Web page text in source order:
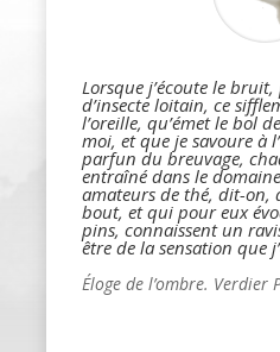
Lorsque j’écoute le
d’insecte loitain, ce
l’oreille, qu’émet le bol
moi, et que je savoure à
parfun du breuvage,
entraîné dans le domaine
amateurs de thé, dit-on,
bout, et qui pour eux
pins, connaissent un
être de la sensation que
Éloge de l’ombre. Verdier